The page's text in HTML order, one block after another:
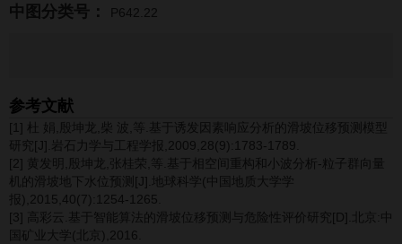
中图分类号： P642.22
参考文献
[1] 杜 娟,殷坤龙,柴 波,等.基于诱发因素响应分析的滑坡位移预测模型
研究[J].岩石力学与工程学报,2009,28(9):1783-1789.
[2] 黄发明,殷坤龙,张桂荣,等.基于相空间重构和小波分析-粒子群向量
机的滑坡地下水位预测[J].地球科学(中国地质大学学
报),2015,40(7):1254-1265.
[3] 高彩云.基于智能算法的滑坡位移预测与危险性评价研究[D].北京:中
国矿业大学(北京),2016.